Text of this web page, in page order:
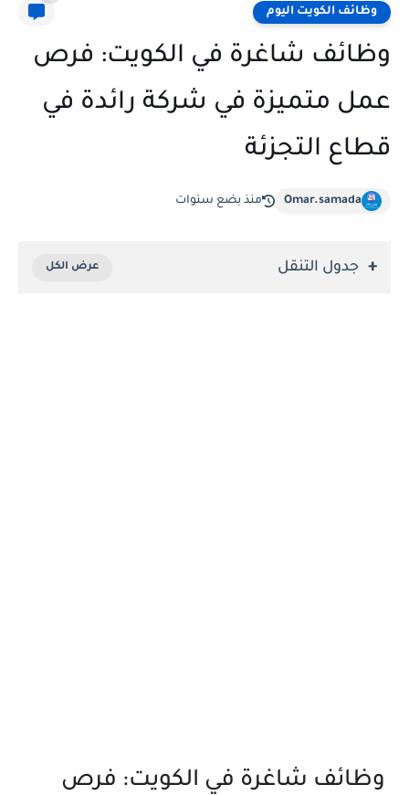
وظائف الكويت اليوم
وظائف شاغرة في الكويت: فرص
عمل متميزة في شركة رائدة في
قطاع التجزئة
Omar.samada منذ بضع سنوات
جدول التنقل
وظائف شاغرة في الكويت: فرص